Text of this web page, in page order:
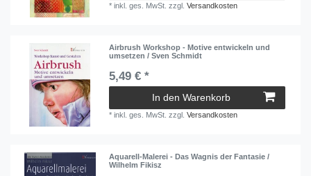
*inkl. ges. MwSt. zzgl.Versandkosten
Airbrush Workshop - Motive entwickeln und
umsetzen / Sven Schmidt
5,49 € *
In den Warenkorb
*inkl. ges. MwSt. zzgl.Versandkosten
Aquarell-Malerei - Das Wagnis der Fantasie /
Wilhelm Fikisz